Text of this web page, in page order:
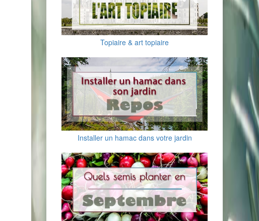
Topiaire & art topiaire
Installer un hamac dans votre jardin